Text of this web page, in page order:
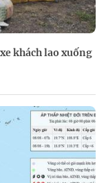
khách lao xuống